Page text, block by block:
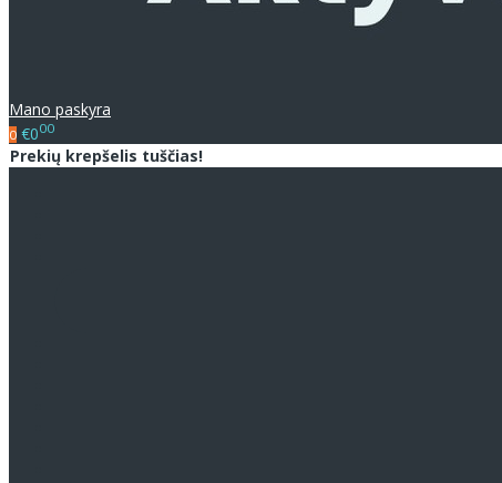
Mano paskyra
0 €000
Prekių krepšelis tuščias!